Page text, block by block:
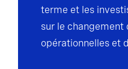
terme et les
sur le changement
opérationnelles et